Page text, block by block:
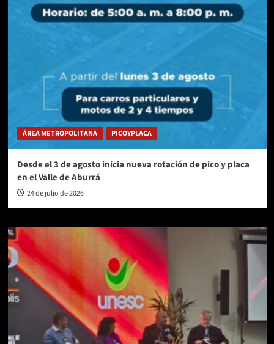
ÁREA METROPOLITANA PICOYPLACA
Desde el 3 de agosto inicia nueva rotación de pico y placa
en el Valle de Aburrá
24 de julio de 2026